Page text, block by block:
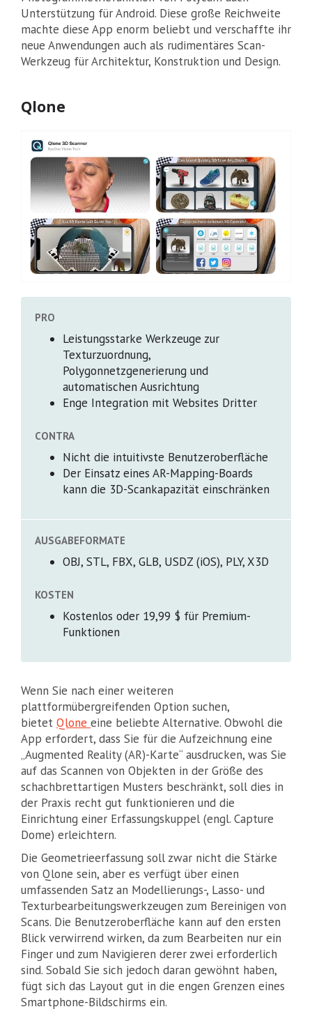
Unterstützung für Android. Diese große Reichweite
machte diese App enorm beliebt und verschaffte ihr
neue Anwendungen auch als rudimentäres Scan-
Werkzeug für Architektur, Konstruktion und Design.
Qlone
PRO
Leistungsstarke Werkzeuge zur
Texturzuordnung,
Polygonnetzgenerierung und
automatischen Ausrichtung
Enge Integration mit Websites Dritter
CONTRA
Nicht die intuitivste Benutzeroberfläche
Der Einsatz eines AR-Mapping-Boards
kann die 3D-Scankapazität einschränken
AUSGABEFORMATE
OBJ, STL, FBX, GLB, USDZ (iOS), PLY, X3D
KOSTEN
Kostenlos oder 19,99 $ für Premium-
Funktionen
Wenn Sie nach einer weiteren
plattformübergreifenden Option suchen,
bietet Qlone eine beliebte Alternative. Obwohl die
App erfordert, dass Sie für die Aufzeichnung eine
„Augmented Reality (AR)-Karte“ ausdrucken, was Sie
auf das Scannen von Objekten in der Größe des
schachbrettartigen Musters beschränkt, soll dies in
der Praxis recht gut funktionieren und die
Einrichtung einer Erfassungskuppel (engl. Capture
Dome) erleichtern.
Die Geometrieerfassung soll zwar nicht die Stärke
von Qlone sein, aber es verfügt über einen
umfassenden Satz an Modellierungs-, Lasso- und
Texturbearbeitungswerkzeugen zum Bereinigen von
Scans. Die Benutzeroberfläche kann auf den ersten
Blick verwirrend wirken, da zum Bearbeiten nur ein
Finger und zum Navigieren derer zwei erforderlich
sind. Sobald Sie sich jedoch daran gewöhnt haben,
fügt sich das Layout gut in die engen Grenzen eines
Smartphone-Bildschirms ein.